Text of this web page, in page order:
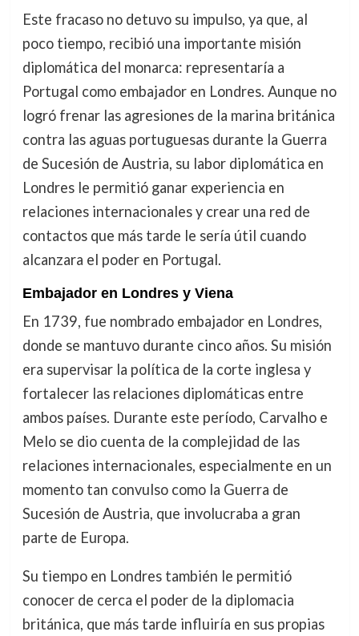
Este fracaso no detuvo su impulso, ya que, al
poco tiempo, recibió una importante misión
diplomática del monarca: representaría a
Portugal como embajador en Londres. Aunque no
logró frenar las agresiones de la marina británica
contra las aguas portuguesas durante la Guerra
de Sucesión de Austria, su labor diplomática en
Londres le permitió ganar experiencia en
relaciones internacionales y crear una red de
contactos que más tarde le sería útil cuando
alcanzara el poder en Portugal.
Embajador en Londres y Viena
En 1739, fue nombrado embajador en Londres,
donde se mantuvo durante cinco años. Su misión
era supervisar la política de la corte inglesa y
fortalecer las relaciones diplomáticas entre
ambos países. Durante este período, Carvalho e
Melo se dio cuenta de la complejidad de las
relaciones internacionales, especialmente en un
momento tan convulso como la Guerra de
Sucesión de Austria, que involucraba a gran
parte de Europa.
Su tiempo en Londres también le permitió
conocer de cerca el poder de la diplomacia
británica, que más tarde influiría en sus propias